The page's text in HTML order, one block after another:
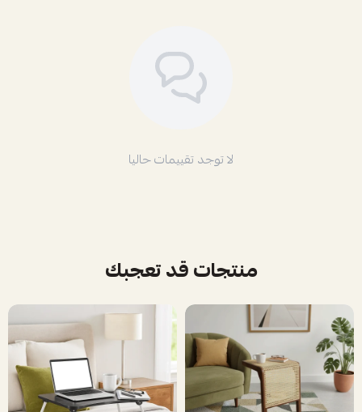
لا توجد تقييمات حاليا
منتجات قد تعجبك